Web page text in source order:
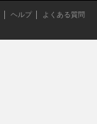
ヘルプ
よくある質問